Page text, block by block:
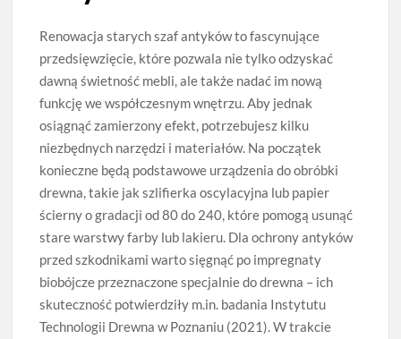
Renowacja starych szaf antyków to fascynujące
przedsięwzięcie, które pozwala nie tylko odzyskać
dawną świetność mebli, ale także nadać im nową
funkcję we współczesnym wnętrzu. Aby jednak
osiągnąć zamierzony efekt, potrzebujesz kilku
niezbędnych narzędzi i materiałów. Na początek
konieczne będą podstawowe urządzenia do obróbki
drewna, takie jak szlifierka oscylacyjna lub papier
ścierny o gradacji od 80 do 240, które pomogą usunąć
stare warstwy farby lub lakieru. Dla ochrony antyków
przed szkodnikami warto sięgnąć po impregnaty
biobójcze przeznaczone specjalnie do drewna – ich
skuteczność potwierdziły m.in. badania Instytutu
Technologii Drewna w Poznaniu (2021). W trakcie